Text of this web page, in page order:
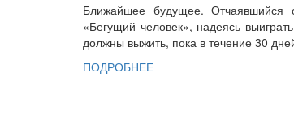
Ближайшее будущее. Отчаявшийся
«Бегущий человек», надеясь
должны выжить, пока в течение 30
ПОДРОБНЕЕ